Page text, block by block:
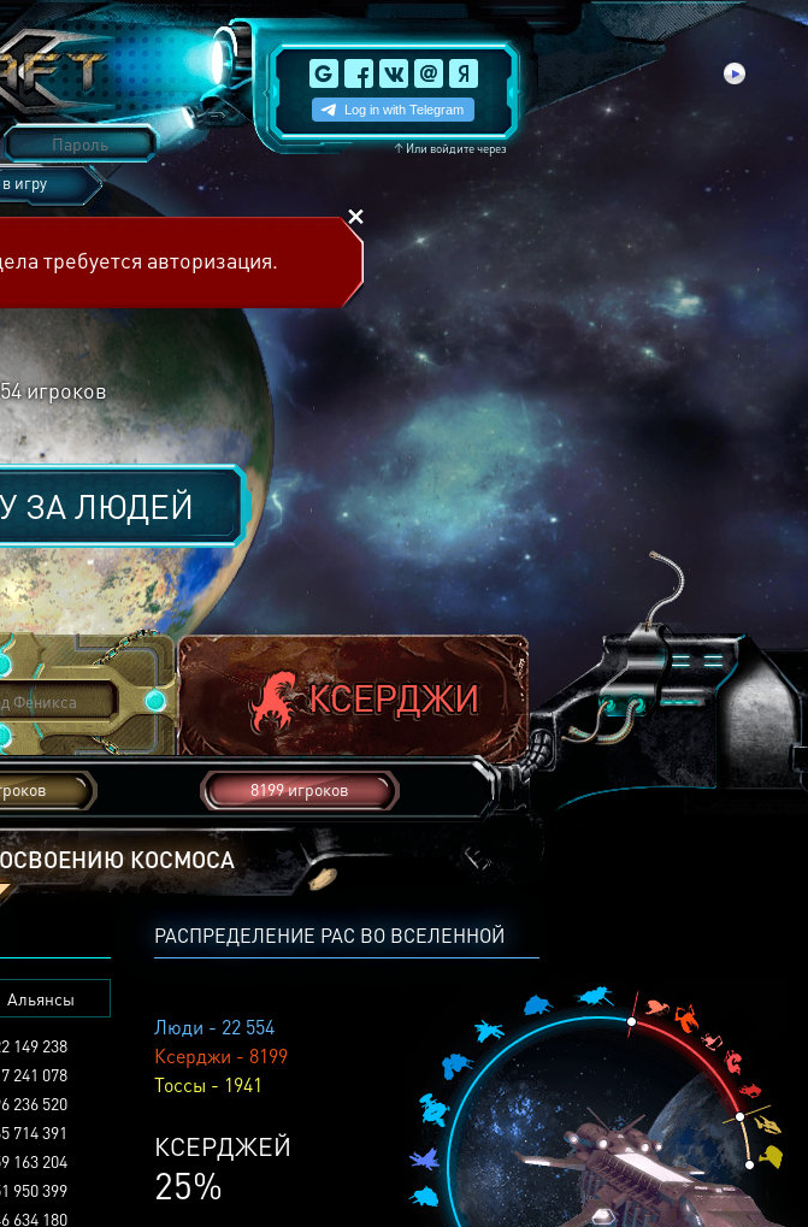
↑Или войдите через
игру
требуется авторизация.
игроков
ЗАЛЮДЕЙ
8199 игроков
КОСМОСА
РАСПРЕДЕЛЕНИЕ РАС ВО ВСЕЛЕННОЙ
Люди - 22 554
Ксерджи - 8199
Тоссы - 1941
КСЕРДЖЕЙ
25%
Альянсы
149 238
241 078
236 520
714 391
163 204
950 399
634 180